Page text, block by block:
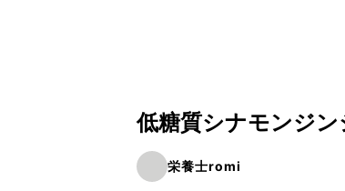
低糖質シナモンジ
栄養士romi